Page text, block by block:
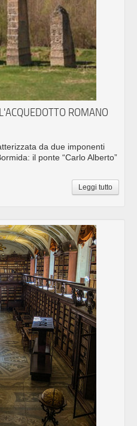
ROMANO
da due imponenti
il ponte “Carlo Alberto”
Leggi tutto